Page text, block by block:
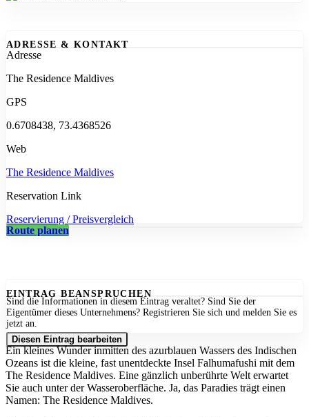
ADRESSE & KONTAKT
Adresse
The Residence Maldives
GPS
0.6708438, 73.4368526
Web
The Residence Maldives
Reservation Link
Reservierung / Preisvergleich
Route planen
EINTRAG BEANSPRUCHEN
Sind die Informationen in diesem Eintrag veraltet? Sind Sie der
Eigentümer dieses Unternehmens? Registrieren Sie sich und melden Sie es
jetzt an.
Diesen Eintrag bearbeiten
Ein kleines Wunder inmitten des azurblauen Wassers des Indischen
Ozeans ist die kleine, fast unentdeckte Insel Falhumafushi mit dem
The Residence Maldives. Eine gänzlich unberührte Welt erwartet
Sie auch unter der Wasseroberfläche. Ja, das Paradies trägt einen
Namen: The Residence Maldives.